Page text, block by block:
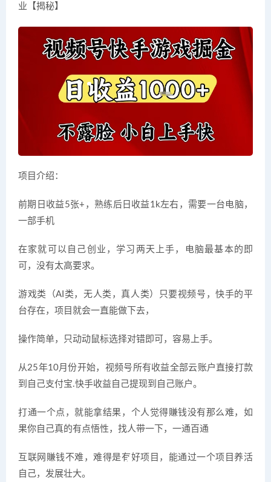
业【揭秘】
项目介绍：
前期日收益5张+，熟练后日收益1k左右，需要一台电脑，
一部手机
在家就可以自己创业，学习两天上手，电脑最基本的即
可，没有太高要求。
游戏类（AI类，无人类，真人类）只要视频号，快手的平
台存在，项目就会一直能做下去，
操作简单，只动动鼠标选择对错即可，容易上手。
从25年10月份开始，视频号所有收益全部云账户直接打款
到自己支付宝.快手收益自己提现到自己账户。
打通一个点，就能拿结果，个人觉得賺钱没有那么难，如
果你自己真的有点悟性，找人带一下，一通百通
互联网賺钱不难，难得是有好项目，能通过一个项目养活
自己，发展壮大。